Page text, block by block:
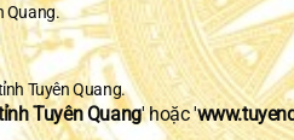
Quang.
Tuyên Quang.
Tuyên Quang' hoặc '